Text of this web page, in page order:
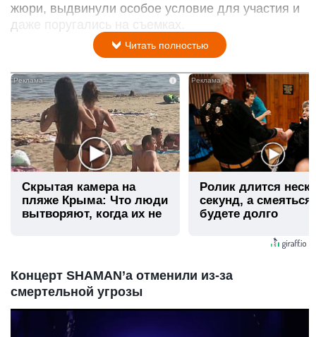
жюри, выдвинули особое условие для участия и
даже поругались на съемках.
Читать полностью
i
Скрытая камера на
пляже Крыма: Что люди
вытворяют, когда их не
Ролик длится
секунд, а
будете долго
Концерт SHAMAN’а отменили из-за
смертельной угрозы